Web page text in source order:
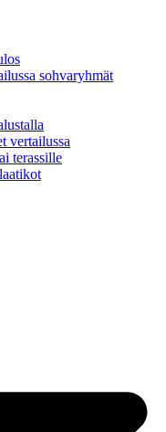
sohvaryhmät
vertailussa
terassille